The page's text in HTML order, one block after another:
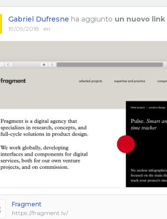
Gabriel Dufresne ha aggiunto un nuovo link
19/09/2018 · en
Fragment
https://fragment.lv/